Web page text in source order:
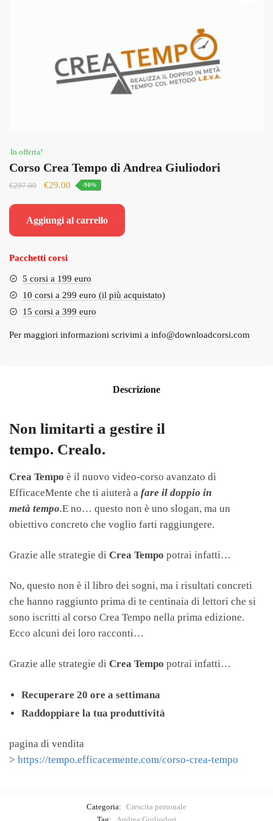
In offerta!
Corso Crea Tempo di Andrea Giuliodori
€297.00
Il
era:
€29.00 Il
è:
-90%
Aggiungi al carrello
Pacchetti corsi
5 corsi a 199 euro
10 corsi a 299 euro (il più acquistato)
15 corsi a 399 euro
Per maggiori informazioni scrivimi a info@downloadcorsi.com
Descrizione
Non limitarti a gestire il
tempo. Crealo.
Crea Tempo è il nuovo video-corso avanzato di
EfficaceMente che ti aiuterà a fare il doppio in
metà tempo.E no… questo non è uno slogan, ma un
obiettivo concreto che voglio farti raggiungere.
Grazie alle strategie di Crea Tempo potrai infatti…
No, questo non è il libro dei sogni, ma i risultati concreti
che hanno raggiunto prima di te centinaia di lettori che si
sono iscritti al corso Crea Tempo nella prima edizione.
Ecco alcuni dei loro racconti…
Grazie alle strategie di Crea Tempo potrai infatti…
Recuperare 20 ore a settimana
Raddoppiare la tua produttività
pagina di vendita
> https://tempo.efficacemente.com/corso-crea-tempo
Categoria: Crescita personale